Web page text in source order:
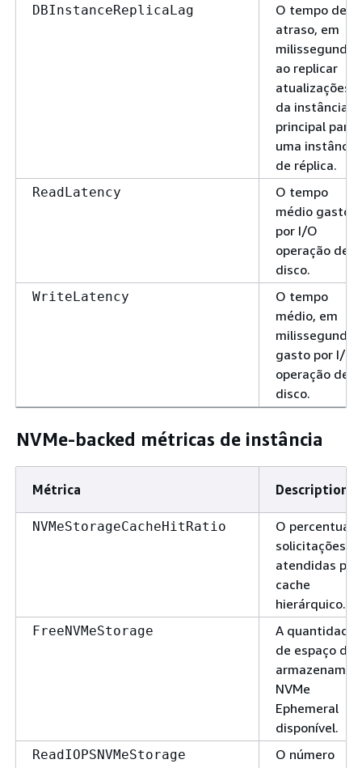
DBInstanceReplicaLag
O tempo de
atraso, em
ao replicar
atualizações
da instância
principal para
uma instância
de réplica.
ReadLatency
O tempo
médio gasto
por I/O
operação de
disco.
WriteLatency
O tempo
médio, em
gasto por I/O
operação de
disco.
NVMe-backed métricas de instância
Métrica Description
NVMeStorageCacheHitRatio
O percentual
solicitações
atendidas
cache
hierárquico.
FreeNVMeStorage
A quantidade
de espaço de
NVMe
Ephemeral
disponível.
ReadIOPSNVMeStorage
O número